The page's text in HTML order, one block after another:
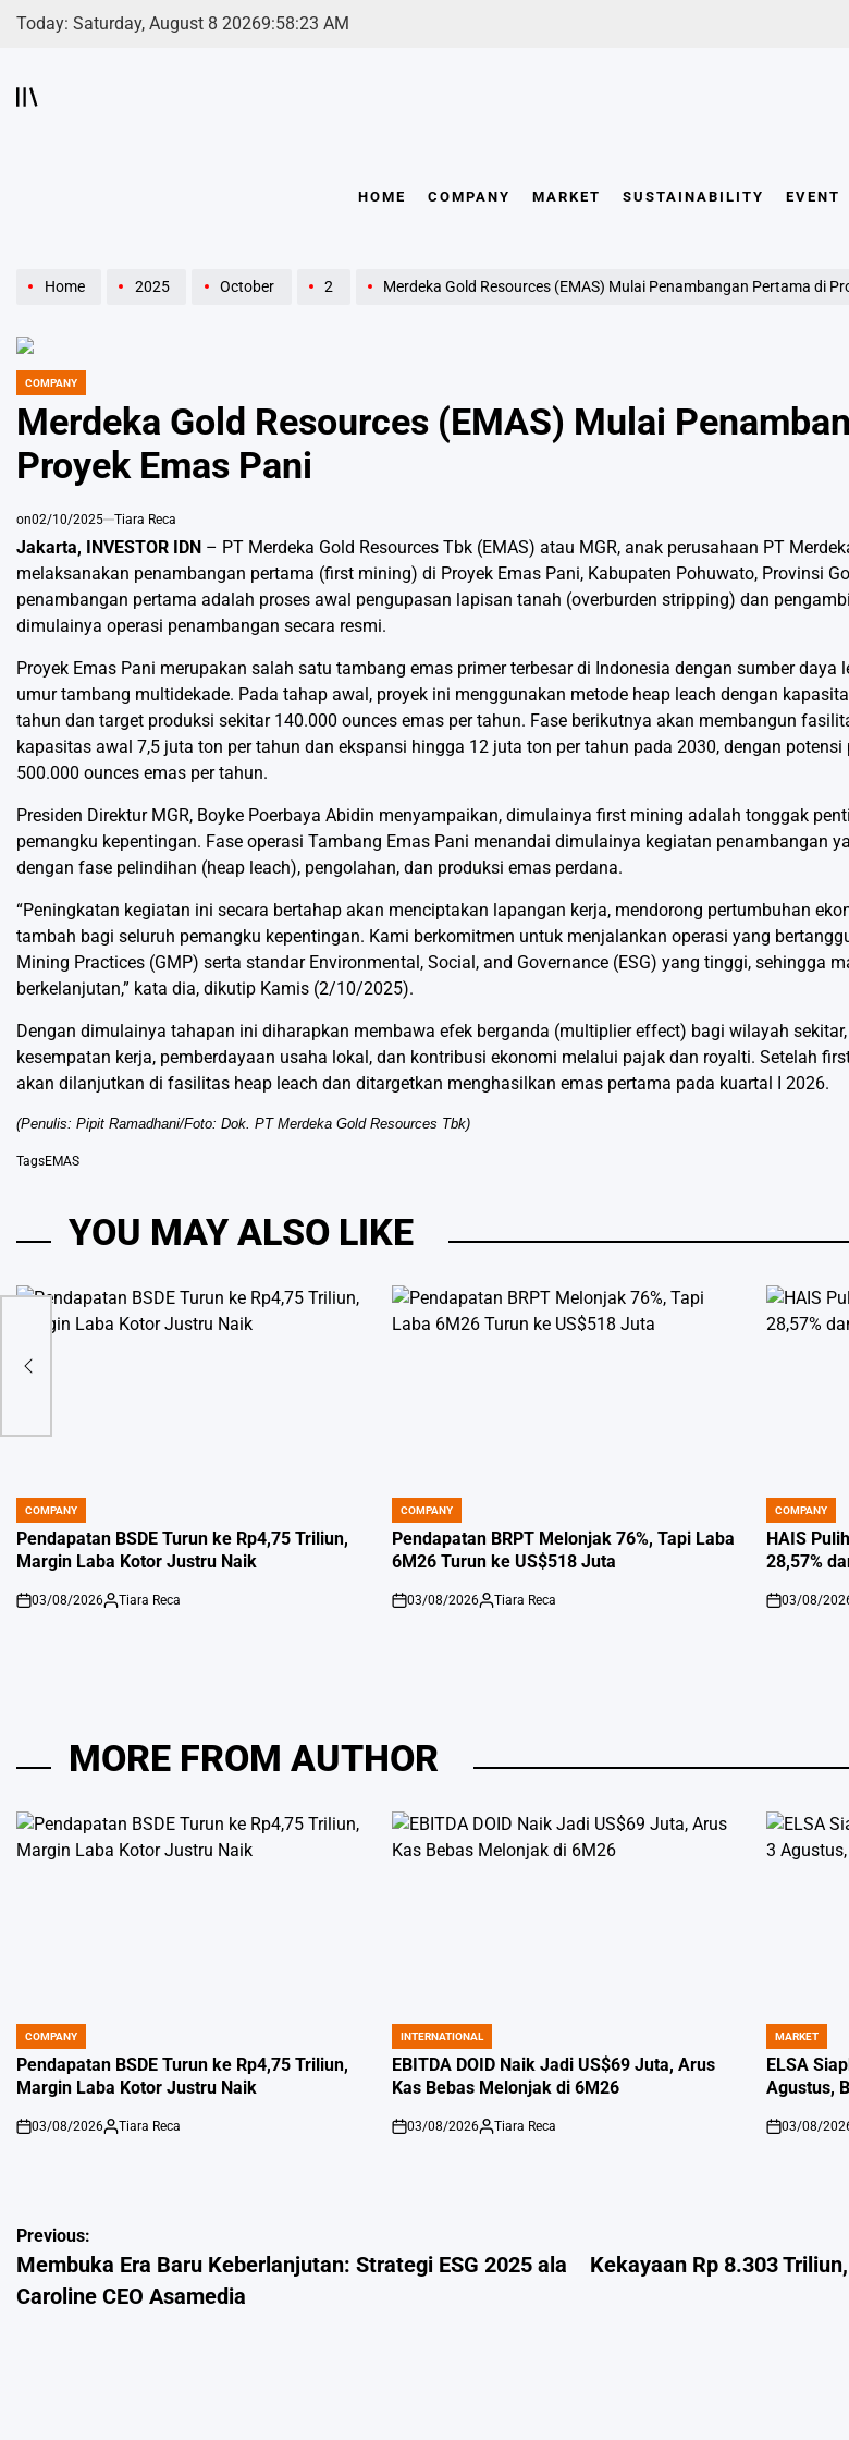
Skip
Today: Saturday, August 8 20269:58:24 AM
HOME COMPANY MARKET SUSTAINABILITY EVENT
Home 2025 October 2 Merdeka Gold Resources (EMAS) Mulai Penambangan Pertama di Proyek Emas
POSTED
COMPANY
Merdeka Gold Resources (EMAS) Mulai
Proyek Emas Pani
on02/10/2025 Tiara Reca
Jakarta, INVESTOR IDN – PT Merdeka Gold Resources Tbk (EMAS) atau MGR, anak perusahaan PT
melaksanakan penambangan pertama (first mining) di Proyek Emas Pani, Kabupaten Pohuwato, Provinsi
penambangan pertama adalah proses awal pengupasan lapisan tanah (overburden stripping) dan
dimulainya operasi penambangan secara resmi.
Proyek Emas Pani merupakan salah satu tambang emas primer terbesar di Indonesia dengan sumber daya
umur tambang multidekade. Pada tahap awal, proyek ini menggunakan metode heap leach dengan
tahun dan target produksi sekitar 140.000 ounces emas per tahun. Fase berikutnya akan membangun
kapasitas awal 7,5 juta ton per tahun dan ekspansi hingga 12 juta ton per tahun pada 2030, dengan
500.000 ounces emas per tahun.
Presiden Direktur MGR, Boyke Poerbaya Abidin menyampaikan, dimulainya first mining adalah tonggak
pemangku kepentingan. Fase operasi Tambang Emas Pani menandai dimulainya kegiatan penambangan
dengan fase pelindihan (heap leach), pengolahan, dan produksi emas perdana.
“Peningkatan kegiatan ini secara bertahap akan menciptakan lapangan kerja, mendorong pertumbuhan
tambah bagi seluruh pemangku kepentingan. Kami berkomitmen untuk menjalankan operasi yang
Mining Practices (GMP) serta standar Environmental, Social, and Governance (ESG) yang tinggi, sehingga
berkelanjutan,” kata dia, dikutip Kamis (2/10/2025).
Dengan dimulainya tahapan ini diharapkan membawa efek berganda (multiplier effect) bagi wilayah
kesempatan kerja, pemberdayaan usaha lokal, dan kontribusi ekonomi melalui pajak dan royalti. Setelah
akan dilanjutkan di fasilitas heap leach dan ditargetkan menghasilkan emas pertama pada kuartal I 2026.
(Penulis: Pipit Ramadhani/Foto: Dok. PT Merdeka Gold Resources Tbk)
TagsEMAS
YOU MAY ALSO LIKE
POSTED
IN
COMPANY
Pendapatan BSDE Turun ke Rp4,75 Triliun,
Margin Laba Kotor Justru Naik
on
03/08/2026
Posted
Tiara Reca
POSTED
IN
COMPANY
Pendapatan BRPT Melonjak 76%, Tapi Laba
6M26 Turun ke US$518 Juta
on
03/08/2026
Posted
Tiara Reca
POSTED
IN
COMPANY
HAIS
28,57%
on
03/08/
MORE FROM AUTHOR
POSTED
IN
COMPANY
Pendapatan BSDE Turun ke Rp4,75 Triliun,
Margin Laba Kotor Justru Naik
on
03/08/2026
Posted
Tiara Reca
POSTED
IN
INTERNATIONAL
EBITDA DOID Naik Jadi US$69 Juta, Arus
Kas Bebas Melonjak di 6M26
on
03/08/2026
Posted
Tiara Reca
POSTED
IN
MARKET
ELSA
Agustus,
on
03/08/
Post
navigation
Previous:
Membuka Era Baru Keberlanjutan: Strategi ESG 2025 ala
Caroline CEO Asamedia
Kekayaan Rp 8.303